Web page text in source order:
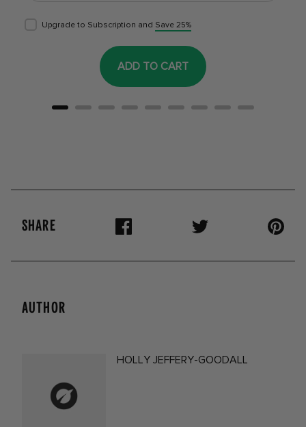
Upgrade to Subscription and Save 25%
ADD TO CART
SHARE
AUTHOR
HOLLY JEFFERY-GOODALL